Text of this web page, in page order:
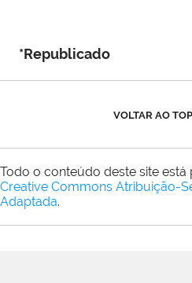
*Republicado
VOLTAR AO
Todo o conteúdo deste site
Creative Commons Atribuição-
Adaptada.